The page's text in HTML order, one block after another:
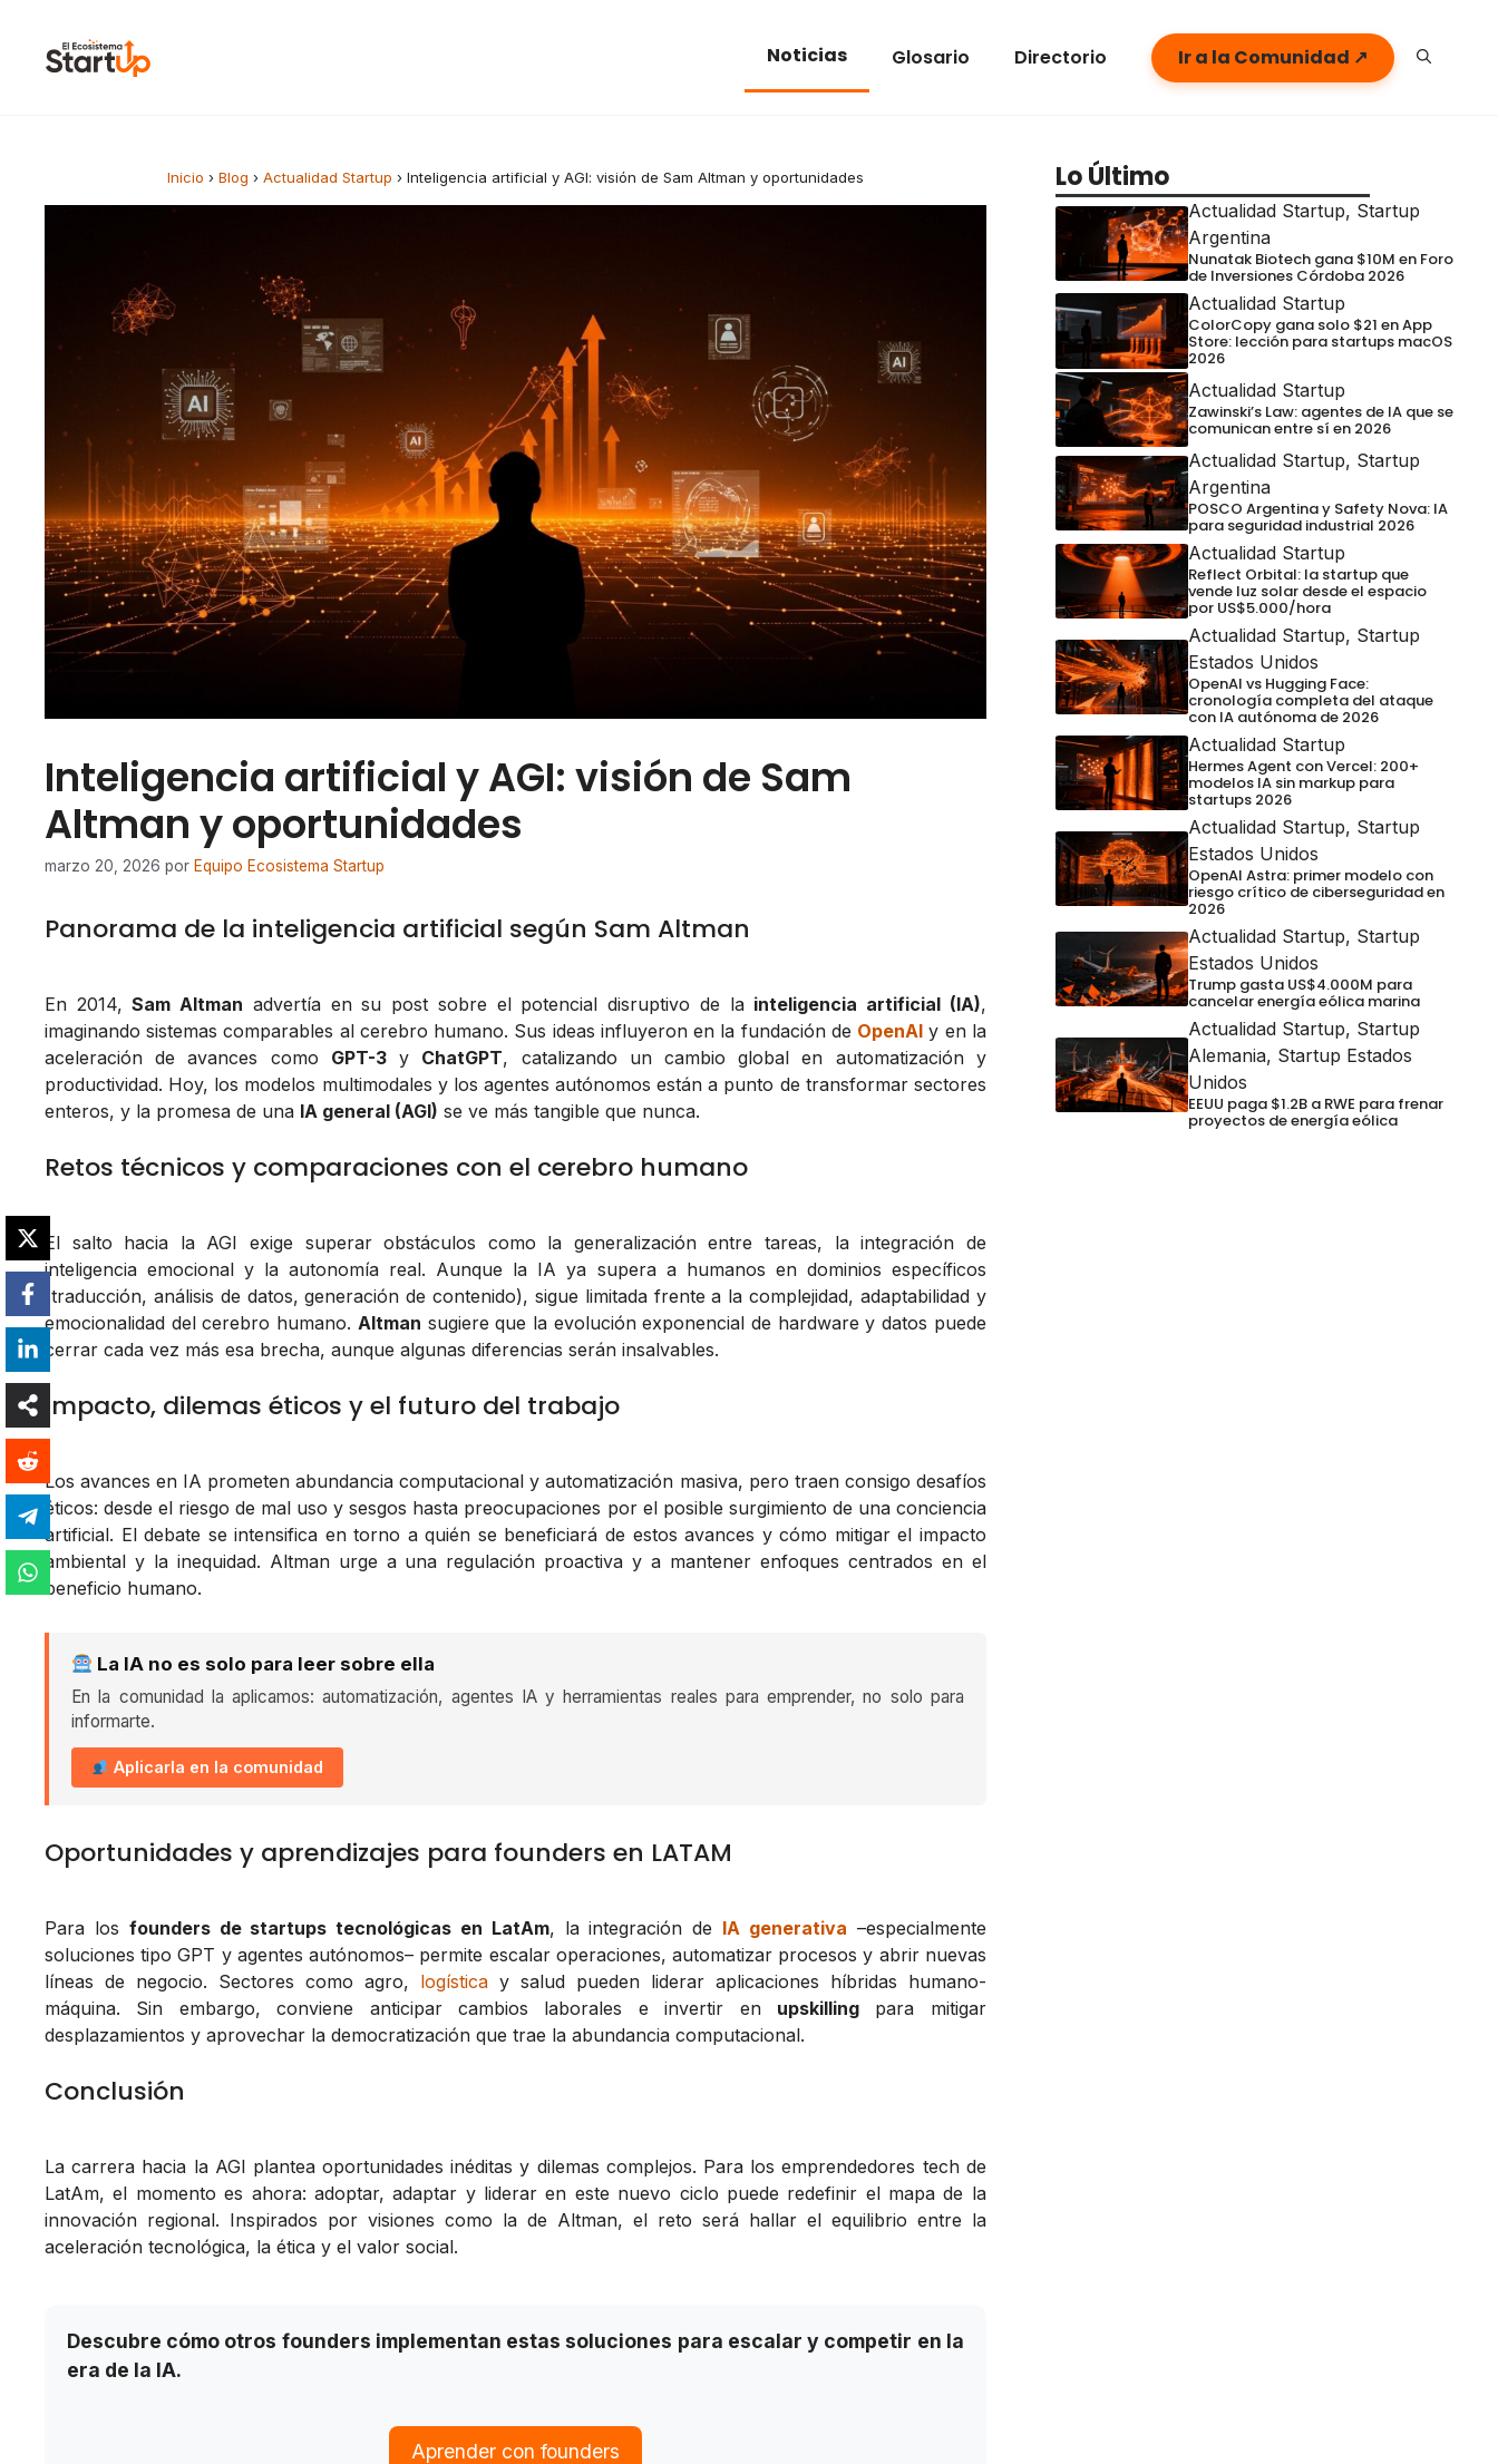
Noticias Glosario Directorio Ir a la Comunidad ↗
Inicio › Blog › Actualidad Startup › Inteligencia artificial y AGI: visión de Sam Altman y oportunidades
Inteligencia artificial y AGI: visión de Sam
Altman y oportunidades
marzo 20, 2026 por Equipo Ecosistema Startup
Panorama de la inteligencia artificial según Sam Altman
En 2014,Sam Altman advertía en su post sobre el potencial disruptivo de la inteligencia artificial (IA),
imaginando sistemas comparables al cerebro humano. Sus ideas influyeron en la fundación de OpenAI y en la
aceleración de avances como GPT-3y ChatGPT, catalizando un cambio global en automatización y
productividad. Hoy, los modelos multimodales y los agentes autónomos están a punto de transformar sectores
enteros, y la promesa de una IA general (AGI) se ve más tangible que nunca.
Retos técnicos y comparaciones con el cerebro humano
El salto hacia la AGI exige superar obstáculos como la generalización entre tareas, la integración de
inteligencia emocional y la autonomía real. Aunque la IA ya supera a humanos en dominios específicos
(traducción, análisis de datos, generación de contenido), sigue limitada frente a la complejidad, adaptabilidad y
emocionalidad del cerebro humano. Altman sugiere que la evolución exponencial de hardware y datos puede
cerrar cada vez más esa brecha, aunque algunas diferencias serán insalvables.
Impacto, dilemas éticos y el futuro del trabajo
Los avances en IA prometen abundancia computacional y automatización masiva, pero traen consigo desafíos
éticos: desde el riesgo de mal uso y sesgos hasta preocupaciones por el posible surgimiento de una conciencia
artificial. El debate se intensifica en torno a quién se beneficiará de estos avances y cómo mitigar el impacto
ambiental y la inequidad. Altman urge a una regulación proactiva y a mantener enfoques centrados en el
beneficio humano.
La IA no es solo para leer sobre ella
En la comunidad la aplicamos: automatización, agentes IA y herramientas reales para emprender, no solo para
informarte.
Aplicarla en la comunidad
Oportunidades y aprendizajes para founders en LATAM
Para los founders de startups tecnológicas en LatAm, la integración de IA generativa –especialmente
soluciones tipo GPT y agentes autónomos– permite escalar operaciones, automatizar procesos y abrir nuevas
líneas de negocio. Sectores como agro, logísticay salud pueden liderar aplicaciones híbridas humano-
máquina. Sin embargo, conviene anticipar cambios laborales e invertir en upskilling para mitigar
desplazamientos y aprovechar la democratización que trae la abundancia computacional.
Conclusión
La carrera hacia la AGI plantea oportunidades inéditas y dilemas complejos. Para los emprendedores tech de
LatAm, el momento es ahora: adoptar, adaptar y liderar en este nuevo ciclo puede redefinir el mapa de la
innovación regional. Inspirados por visiones como la de Altman, el reto será hallar el equilibrio entre la
aceleración tecnológica, la ética y el valor social.
Descubre cómo otros founders implementan estas soluciones para escalar y competir en la
era de la IA.
Aprender con founders
Lo Último
Actualidad Startup, Startup
Argentina
Nunatak Biotech gana $10M en Foro
de Inversiones Córdoba 2026
Actualidad Startup
ColorCopy gana solo $21 en App
Store: lección para startups macOS
2026
Actualidad Startup
Zawinski’s Law: agentes de IA que se
comunican entre sí en 2026
Actualidad Startup, Startup
Argentina
POSCO Argentina y Safety Nova: IA
para seguridad industrial 2026
Actualidad Startup
Reflect Orbital: la startup que
vende luz solar desde el espacio
por US$5.000/hora
Actualidad Startup, Startup
Estados Unidos
OpenAI vs Hugging Face:
cronología completa del ataque
con IA autónoma de 2026
Actualidad Startup
Hermes Agent con Vercel: 200+
modelos IA sin markup para
startups 2026
Actualidad Startup, Startup
Estados Unidos
OpenAI Astra: primer modelo con
riesgo crítico de ciberseguridad en
2026
Actualidad Startup, Startup
Estados Unidos
Trump gasta US$4.000M para
cancelar energía eólica marina
Actualidad Startup, Startup
Alemania, Startup Estados
Unidos
EEUU paga $1.2B a RWE para frenar
proyectos de energía eólica